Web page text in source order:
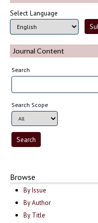
Select Language
Journal Content
Search
Search Scope
Browse
By Issue
By Author
By Title